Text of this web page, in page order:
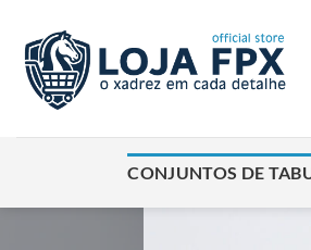
content
CONJUNTOS DE